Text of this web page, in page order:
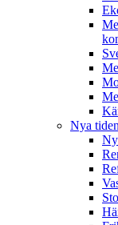
Nya tiden